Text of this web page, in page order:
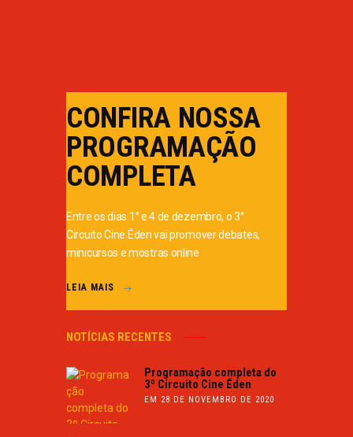
NOTÍCIAS RECENTES
Programação completa do
3º Circuito Cine Éden
EM 28 DE NOVEMBRO DE 2020
CONFIRA NOSSA
PROGRAMAÇÃO
COMPLETA
Entre os dias 1° e 4 de dezembro, o 3°
Circuito Cine Éden vai promover debates,
minicursos e mostras online
LEIA MAIS